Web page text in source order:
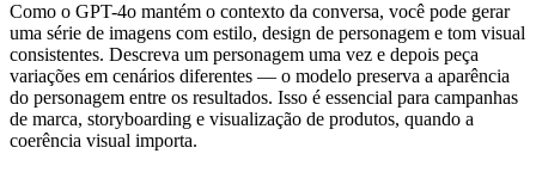
Como o GPT-4o mantém o contexto da conversa, você pode gerar
uma série de imagens com estilo, design de personagem e tom visual
consistentes. Descreva um personagem uma vez e depois peça
variações em cenários diferentes — o modelo preserva a aparência
do personagem entre os resultados. Isso é essencial para campanhas
de marca, storyboarding e visualização de produtos, quando a
coerência visual importa.